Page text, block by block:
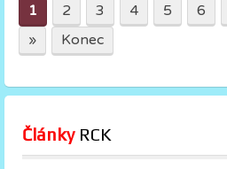
1 2 3 4 5 6
»
Konec
Články RCK